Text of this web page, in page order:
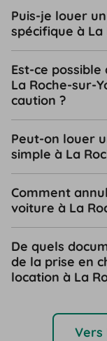
Puis-je louer
spécifique à La
Est-ce
La Roche-sur-
caution ?
Peut-on louer
simple à La
Comment
voiture à La
De quels
de la prise en
location à La
Vers